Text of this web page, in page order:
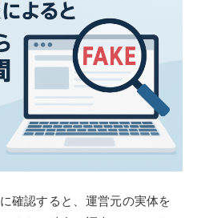
確認すると、運営元の実体を